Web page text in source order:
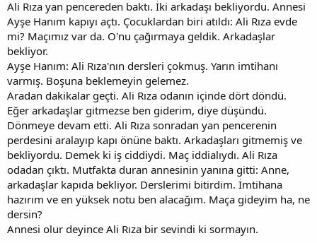
Ali Rıza yan pencereden baktı. İki arkadaşı bekliyordu. Annesi
Ayşe Hanım kapıyı açtı. Çocuklardan biri atıldı: Ali Rıza evde
mi? Maçımız var da. O'nu çağırmaya geldik. Arkadaşlar
bekliyor.
Ayşe Hanım: Ali Rıza'nın dersleri çokmuş. Yarın imtihanı
varmış. Boşuna beklemeyin gelemez.
Aradan dakikalar geçti. Ali Rıza odanın içinde dört döndü.
Eğer arkadaşlar gitmezse ben giderim, diye düşündü.
Dönmeye devam etti. Ali Rıza sonradan yan pencerenin
perdesini aralayıp kapı önüne baktı. Arkadaşları gitmemiş ve
bekliyordu. Demek ki iş ciddiydi. Maç iddialıydı. Ali Rıza
odadan çıktı. Mutfakta duran annesinin yanına gitti: Anne,
arkadaşlar kapıda bekliyor. Derslerimi bitirdim. İmtihana
hazırım ve en yüksek notu ben alacağım. Maça gideyim ha, ne
dersin?
Annesi olur deyince Ali Rıza bir sevindi ki sormayın.